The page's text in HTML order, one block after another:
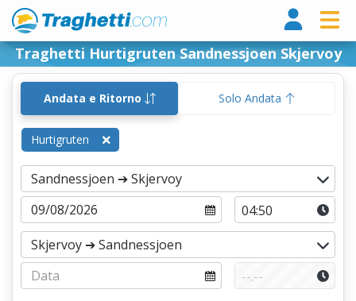
Traghetti Hurtigruten Sandnessjoen Skjervoy
Andata e Ritorno Solo Andata
Hurtigruten